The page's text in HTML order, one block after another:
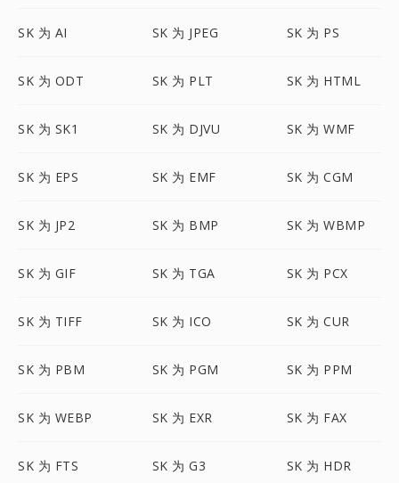
SK 为 AI SK 为 JPEG SK 为 PS
SK 为 ODT SK 为 PLT SK 为 HTML
SK 为 SK1 SK 为 DJVU SK 为 WMF
SK 为 EPS SK 为 EMF SK 为 CGM
SK 为 JP2 SK 为 BMP SK 为 WBMP
SK 为 GIF SK 为 TGA SK 为 PCX
SK 为 TIFF SK 为 ICO SK 为 CUR
SK 为 PBM SK 为 PGM SK 为 PPM
SK 为 WEBP SK 为 EXR SK 为 FAX
SK 为 FTS SK 为 G3 SK 为 HDR